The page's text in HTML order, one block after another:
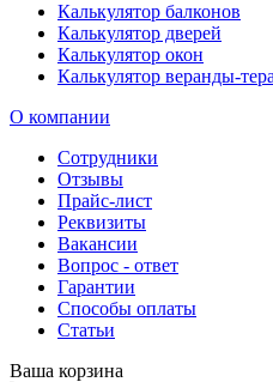
Калькулятор балконов
Калькулятор дверей
Калькулятор окон
Калькулятор веранды-
О компании
Сотрудники
Отзывы
Прайс-лист
Реквизиты
Вакансии
Вопрос - ответ
Гарантии
Способы оплаты
Статьи
Ваша корзина